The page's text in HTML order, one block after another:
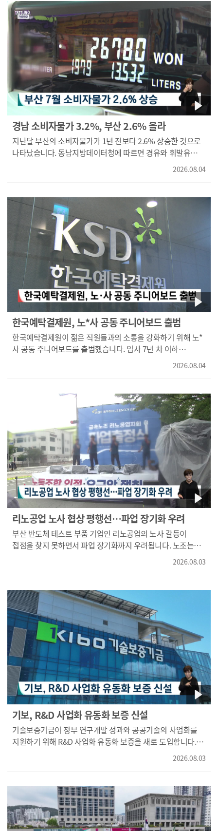
김동환 기자가 보도합니다. <기자> 정부의 부동산 세제
개편안의 핵심은 30억원 이상 고가주택 소유자에 대한 단계별
종부세 강화입니다. {조만희/재정경제부 세제실장/"일정 가액
이상의 주택은 과세형평을 제고하고, 비거주 다주택에
대해서는 보유세를 정상화를 해서 투자 투기 수요를 좀
억제하자는 이런 종합적인 목표를..."} 20억에서 30억원 구간
주택은 오히려 세 부담이 줄어드는 반면 다주택자에 대한
종부세는 강화됩니다. 지역에서는 반발이 나오고 있습니다.
수도권 사는 시가 20억원대 후반 아파트 소유자는 세 부담이
주는데 지역에 수억원대 아파트 몇채를 가진 사람은 오히려 세
부담이 커지기 때문입니다. "공시가격 합계 10억 원인 주택
3채를 보유한 경우, 현재는 종부세가 약 30만 수준이지만, 개편
후에는 실거주 주택이 5억원일 경우 약 140만원, 3억원일
경우에는 250만원 안팎까지 늘어날 수 있습니다." {박성일/
세무법인 한영 대표세무사/암묵적으로는 주택 수가 아니고
받게 되는 겁니다."} 정부가 지역 사정을 모르거나 혹은 정책
결정과정에서 지역은 안중에 없기 때문이라는 지적이
나옵니다. {강정규/동아대학교 부동산대학원 원장/"심리적인
위축 상태가 지금보다 더 가해지면서 현재도 침체되어져 있는
부동산 시장이 거래량, 가격 모두에서 더욱 침체의 늪으로 빠질
가능성이 커져 있다라고 생각이 들고 있기 때문에..."}
선호지역을 제외하면 부산경남 대부분 지역에서 미분양
주택이 쌓이고 거래도 위축된 상황입니다. 이런 가운데
다주택자의 보유 부담까지 커질 경우, 부동산 시장을 또 한번
왜곡시킬 수 있다는 지적입니다. "전문가들은 서울과 지방의
시장 상황이 다른 만큼, 지역별 특성을 반영한 보완책이
필요하다고 지적합니다. knn 김동환입니다." 영상취재 전재현
영상편집 김민지
경남 소비자물가 3.2%, 부산 2.6% 올라
지난달 부산의 소비자물가가 1년 전보다 2.6% 상승한 것으로
나타났습니다. 동남지방데이터청에 따르면 경유와 휘발유
가격이 각각 22.1%와 12.8% 오르는 등 장바구니 물가를
나타내는 생활물가지수도 1년 전보다 2.2% 상승했습니다.
기간 보다 3.2% 오른 것으로 나타났습니다.
2026.08.04
한국예탁결제원, 노*사 공동 주니어보드 출범
한국예탁결제원이 젊은 직원들과의 소통을 강화하기 위해 노*
사 공동 주니어보드를 출범했습니다. 입사 7년 차 이하
2026.08.04
리노공업 노사 협상 평행선…파업 장기화 우려
부산 반도체 테스트 부품 기업인 리노공업의 노사 갈등이
접점을 찾지 못하면서 파업 장기화까지 우려됩니다. 노조는
조합원 대상 타결금과 연말 경영성과급 지급 등을 요구하고
있지만, 사측은 경영권 침해는 물론 회사 존립을 위협하는
노조의 무기한 총파업 방침에 주요 생산인력이 참여하면서
일부 생산 공정에 차질이 빚어지고 있습니다.
2026.08.03
기보, R&D 사업화 유동화 보증 신설
기술보증기금이 정부 연구개발 성과와 공공기술의 사업화를
지원하기 위해 R&D 사업화 유동화 보증을 새로 도입합니다.
이번 보증상품은 기술력은 있지만 사업화 자금 확보에
올해 800억 원 규모의 보증을 공급하고 지방 중소기업에
보증료와 평가료 우대 혜택을 제공할 계획입니다.
2026.08.03